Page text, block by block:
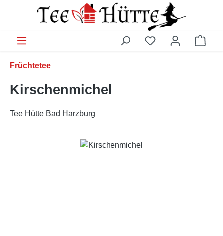
Zum Hauptinhalt springen
Früchtetee
Kirschenmichel
Tee Hütte Bad Harzburg
Bildergalerie überspringen